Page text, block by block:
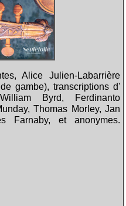
Alice Julien-Labarrière
gambe), transcriptions d'
Byrd, Ferdinanto
Thomas Morley, Jan
Farnaby, et anonymes.